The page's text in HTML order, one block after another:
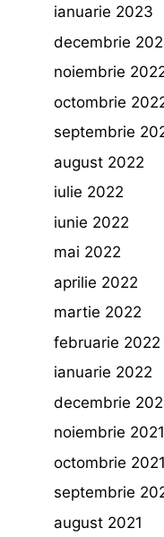
ianuarie 2023
decembrie
noiembrie
octombrie
septembrie
august 2022
iulie 2022
iunie 2022
mai 2022
aprilie 2022
martie 2022
februarie 2022
ianuarie 2022
decembrie
noiembrie 2021
octombrie 2021
septembrie
august 2021